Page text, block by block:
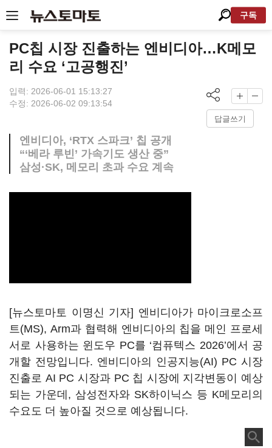
구독
PC칩 시장 진출하는 엔비디아…K메모
리 수요 ‘고공행진’
입력: 2026-06-01 15:13:27
수정: 2026-06-02 09:13:54
답글쓰기
엔비디아, ‘RTX 스파크’ 칩 공개
“‘베라 루빈’ 가속기도 생산 중”
삼성·SK, 메모리 초과 수요 계속
[뉴스토마토 이명신 기자] 엔비디아가 마이크로소프
트(MS), Arm과 협력해 엔비디아의 칩을 메인 프로세
서로 사용하는 윈도우 PC를 ‘컴퓨텍스 2026’에서 공
개할 전망입니다. 엔비디아의 인공지능(AI) PC 시장
진출로 AI PC 시장과 PC 칩 시장에 지각변동이 예상
되는 가운데, 삼성전자와 SK하이닉스 등 K메모리의
수요도 더 높아질 것으로 예상됩니다.